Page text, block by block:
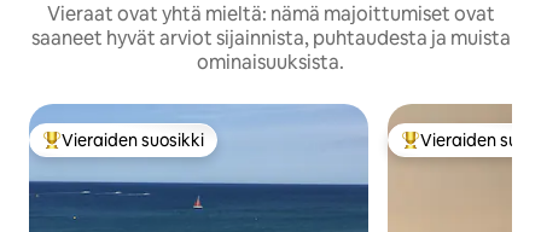
Vieraat ovat yhtä mieltä: nämä majoittumiset ovat
saaneet hyvät arviot sijainnista, puhtaudesta ja muista
ominaisuuksista.
Vieraiden suosikkien parhaimmistoa
Vieraiden suosikki Vieraiden
Vieraiden